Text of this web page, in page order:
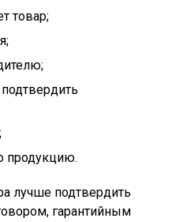
товар;
продукцию.
лучше подтвердить
гарантийным